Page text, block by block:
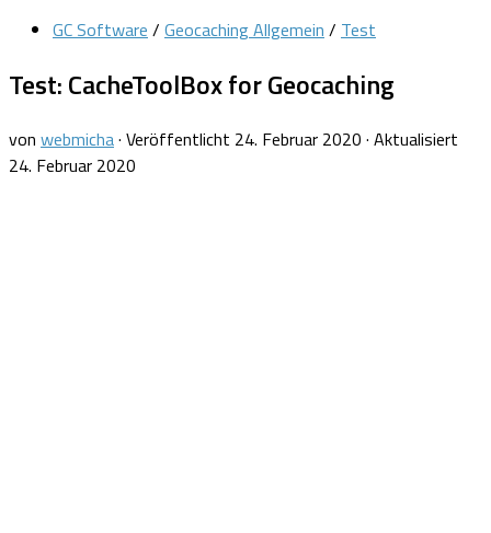
GC Software / Geocaching Allgemein / Test
Test: CacheToolBox for Geocaching
von webmicha· Veröffentlicht 24. Februar 2020 · Aktualisiert
24. Februar 2020